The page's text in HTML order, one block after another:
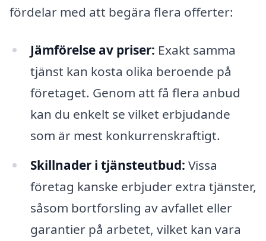
fördelar med att begära flera offerter:
Jämförelse av priser: Exakt samma
tjänst kan kosta olika beroende på
företaget. Genom att få flera anbud
kan du enkelt se vilket erbjudande
som är mest konkurrenskraftigt.
Skillnader i tjänsteutbud: Vissa
företag kanske erbjuder extra tjänster,
såsom bortforsling av avfallet eller
garantier på arbetet, vilket kan vara